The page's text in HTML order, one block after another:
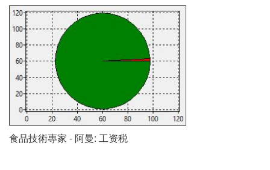
食品技術專家 - 阿曼: 工资税